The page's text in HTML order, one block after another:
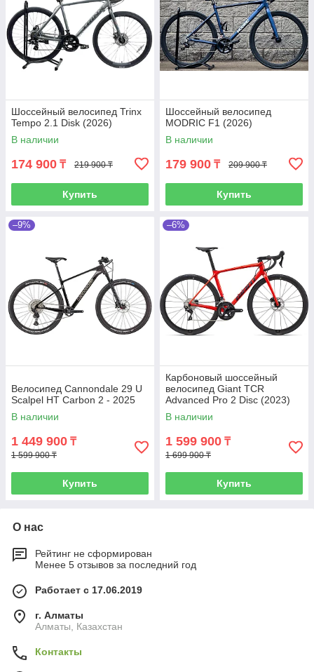
Шоссейный велосипед Trinx
Tempo 2.1 Disk (2026)
В наличии
174 900 ₸ 219 900 ₸
Купить
Шоссейный велосипед
MODRIC F1 (2026)
В наличии
179 900 ₸ 209 900 ₸
Купить
–9%
Велосипед Cannondale 29 U
Scalpel HT Carbon 2 - 2025
В наличии
1 449 900 ₸
1 599 900 ₸
Купить
–6%
Карбоновый шоссейный
велосипед Giant TCR
Advanced Pro 2 Disc (2023)
В наличии
1 599 900 ₸
1 699 900 ₸
Купить
О нас
Рейтинг не сформирован
Менее 5 отзывов за последний год
Работает с 17.06.2019
г. Алматы
Алматы, Казахстан
Контакты